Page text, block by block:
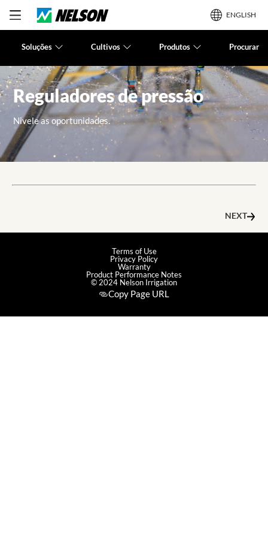
ENGLISH
Soluções Cultivos Produtos Procurar
Reguladores de pressão
Nivele as oportunidades.
NEXT
Terms of Use
Privacy Policy
Warranty
Product Performance Notes
© 2024 Nelson Irrigation
Copy Page URL